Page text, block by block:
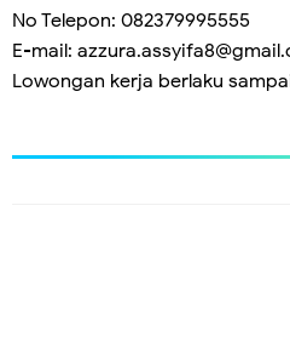
No Telepon: 082379995555
E-mail:
Lowongan kerja berlaku